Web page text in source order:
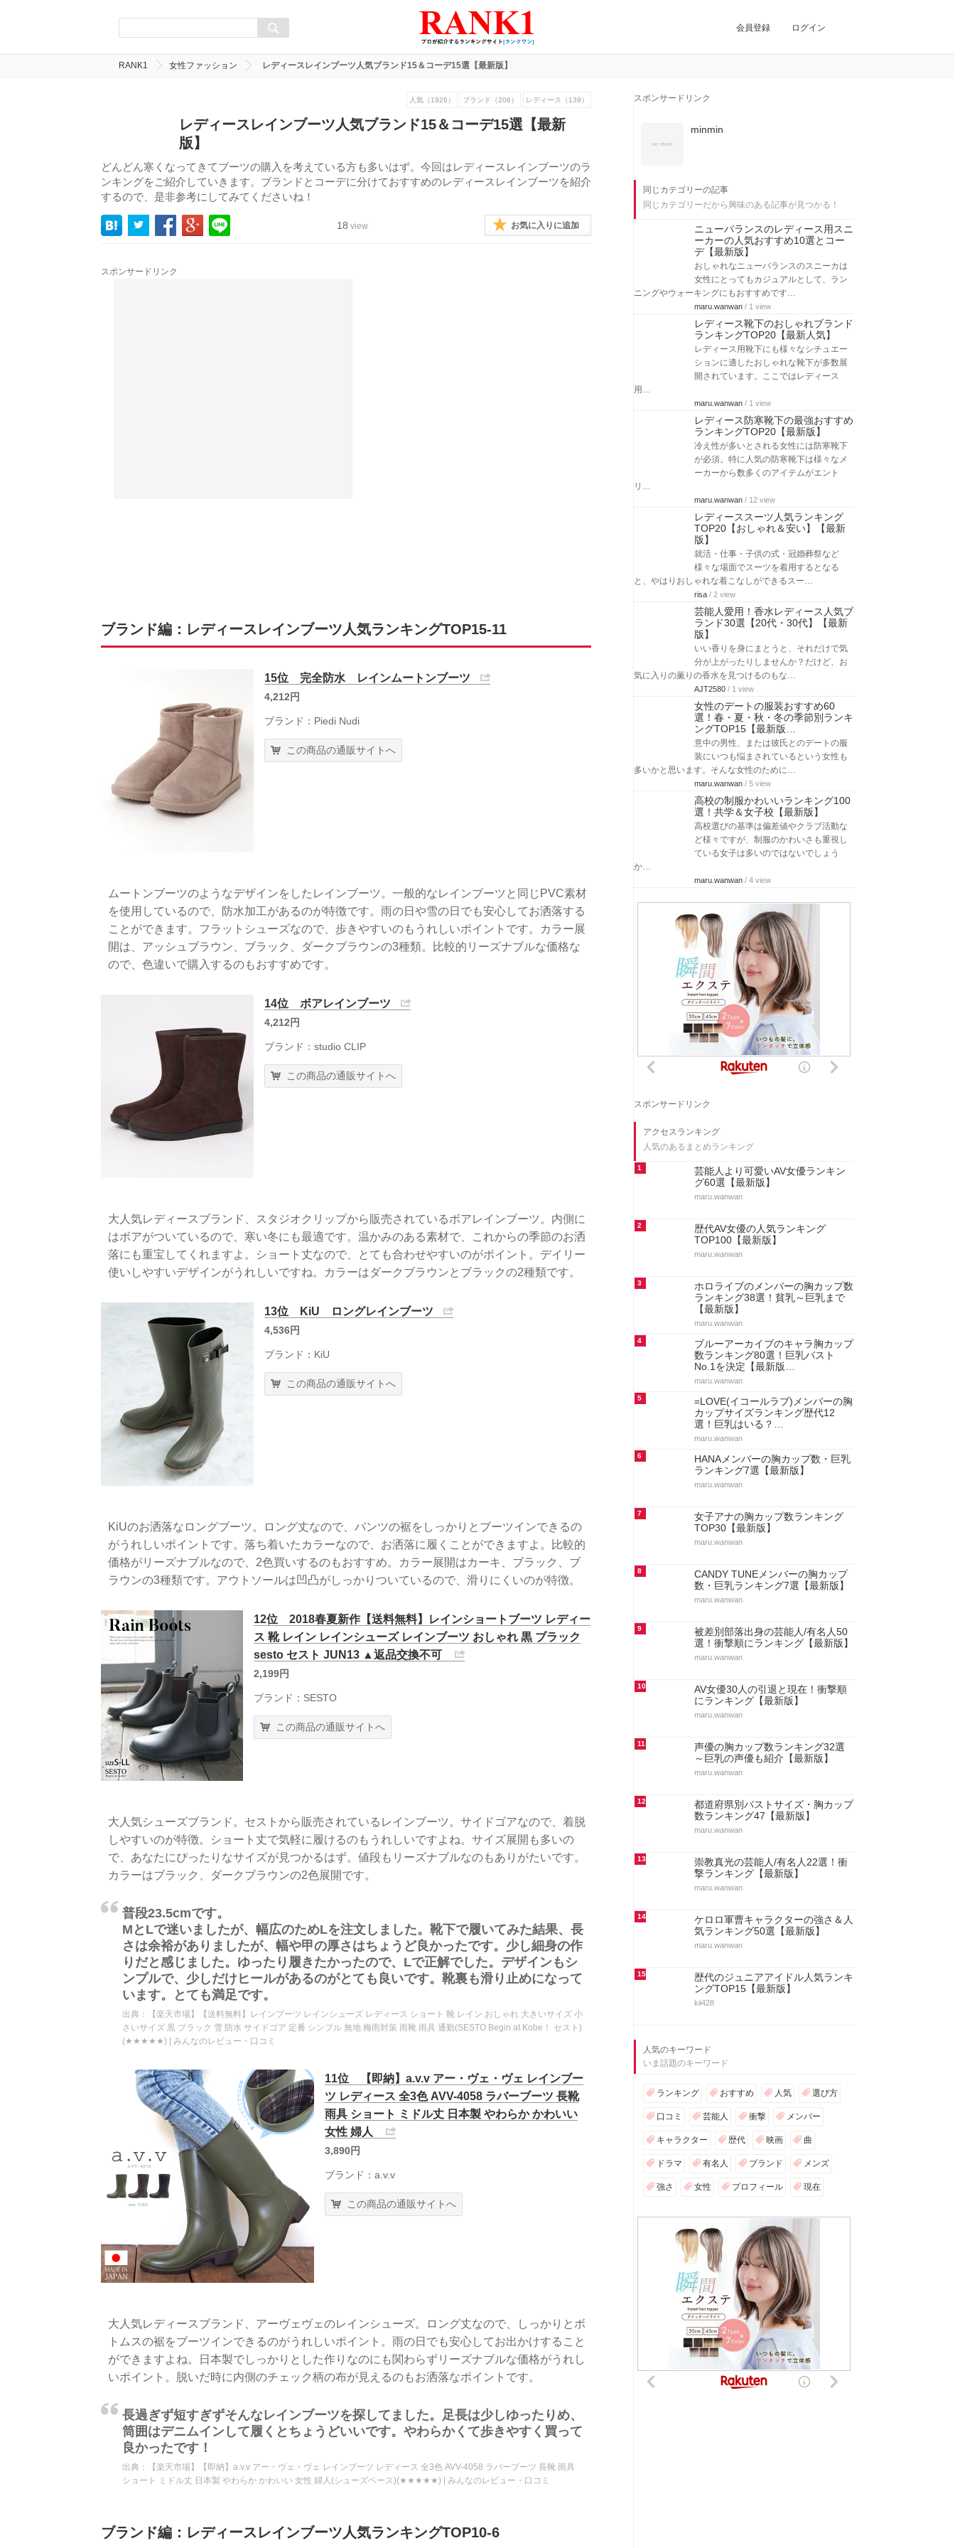
会員登録 ログイン
RANK1 女性ファッション レディースレインブーツ人気ブランド15＆コーデ15選【最新版】
人気（1926） ブランド（206） レディース（139）
レディースレインブーツ人気ブランド15＆コーデ15選【最新
版】
どんどん寒くなってきてブーツの購入を考えている方も多いはず。今回はレディースレインブーツのラ
ンキングをご紹介していきます。ブランドとコーデに分けておすすめのレディースレインブーツを紹介
するので、是非参考にしてみてくださいね！
18 view お気に入りに追加
スポンサードリンク
ブランド編：レディースレインブーツ人気ランキングTOP15-11
15位 完全防水 レインムートンブーツ
4,212円
ブランド：Piedi Nudi
この商品の通販サイトへ
ムートンブーツのようなデザインをしたレインブーツ。一般的なレインブーツと同じPVC素材
を使用しているので、防水加工があるのが特徴です。雨の日や雪の日でも安心してお洒落する
ことができます。フラットシューズなので、歩きやすいのもうれしいポイントです。カラー展
開は、アッシュブラウン、ブラック、ダークブラウンの3種類。比較的リーズナブルな価格な
ので、色違いで購入するのもおすすめです。
14位 ボアレインブーツ
4,212円
ブランド：studio CLIP
この商品の通販サイトへ
大人気レディースブランド、スタジオクリップから販売されているボアレインブーツ。内側に
はボアがついているので、寒い冬にも最適です。温かみのある素材で、これからの季節のお洒
落にも重宝してくれますよ。ショート丈なので、とても合わせやすいのがポイント。デイリー
使いしやすいデザインがうれしいですね。カラーはダークブラウンとブラックの2種類です。
13位 KiU ロングレインブーツ
4,536円
ブランド：KiU
この商品の通販サイトへ
KiUのお洒落なロングブーツ。ロング丈なので、パンツの裾をしっかりとブーツインできるの
がうれしいポイントです。落ち着いたカラーなので、お洒落に履くことができますよ。比較的
価格がリーズナブルなので、2色買いするのもおすすめ。カラー展開はカーキ、ブラック、ブ
ラウンの3種類です。アウトソールは凹凸がしっかりついているので、滑りにくいのが特徴。
12位 2018春夏新作【送料無料】レインショートブーツ レディー
ス 靴 レイン レインシューズ レインブーツ おしゃれ 黒 ブラック
sesto セスト JUN13 ▲返品交換不可
2,199円
ブランド：SESTO
この商品の通販サイトへ
大人気シューズブランド。セストから販売されているレインブーツ。サイドゴアなので、着脱
しやすいのが特徴。ショート丈で気軽に履けるのもうれしいですよね。サイズ展開も多いの
で、あなたにぴったりなサイズが見つかるはず。値段もリーズナブルなのもありがたいです。
カラーはブラック、ダークブラウンの2色展開です。
普段23.5cmです。
MとLで迷いましたが、幅広のためLを注文しました。靴下で履いてみた結果、長
さは余裕がありましたが、幅や甲の厚さはちょうど良かったです。少し細身の作
りだと感じました。ゆったり履きたかったので、Lで正解でした。デザインもシ
ンプルで、少しだけヒールがあるのがとても良いです。靴裏も滑り止めになって
います。とても満足です。
出典：
【楽天市場】【送料無料】レインブーツ レインシューズ レディース ショート 靴 レイン おしゃれ 大きいサイズ 小
さいサイズ 黒 ブラック 雪 防水 サイドゴア 定番 シンプル 無地 梅雨対策 雨靴 雨具 通勤(SESTO Begin at Kobe！ セスト)
(★★★★★) | みんなのレビュー・口コミ
11位 【即納】a.v.v アー・ヴェ・ヴェ レインブー
ツ レディース 全3色 AVV-4058 ラバーブーツ 長靴
雨具 ショート ミドル丈 日本製 やわらか かわいい
女性 婦人
3,890円
ブランド：a.v.v
この商品の通販サイトへ
大人気レディースブランド、アーヴェヴェのレインシューズ。ロング丈なので、しっかりとボ
トムスの裾をブーツインできるのがうれしいポイント。雨の日でも安心してお出かけすること
ができますよね。日本製でしっかりとした作りなのにも関わらずリーズナブルな価格がうれし
いポイント。脱いだ時に内側のチェック柄の布が見えるのもお洒落なポイントです。
長過ぎず短すぎずそんなレインブーツを探してました。足長は少しゆったりめ、
筒囲はデニムインして履くとちょうどいいです。やわらかくて歩きやすく買って
良かったです！
出典：
【楽天市場】【即納】a.v.v アー・ヴェ・ヴェ レインブーツ レディース 全3色 AVV-4058 ラバーブーツ 長靴 雨具
ショート ミドル丈 日本製 やわらか かわいい 女性 婦人(シューズベース)(★★★★★) | みんなのレビュー・口コミ
ブランド編：レディースレインブーツ人気ランキングTOP10-6
スポンサードリンク
minmin
同じカテゴリーの記事
同じカテゴリーだから興味のある記事が見つかる！
ニューバランスのレディース用スニ
ーカーの人気おすすめ10選とコー
デ【最新版】
おしゃれなニューバランスのスニーカは
女性にとってもカジュアルとして、ラン
ニングやウォーキングにもおすすめです…
maru.wanwan / 1 view
レディース靴下のおしゃれブランド
ランキングTOP20【最新人気】
レディース用靴下にも様々なシチュエー
ションに適したおしゃれな靴下が多数展
開されています。ここではレディース
用…
maru.wanwan / 1 view
レディース防寒靴下の最強おすすめ
ランキングTOP20【最新版】
冷え性が多いとされる女性には防寒靴下
が必須。特に人気の防寒靴下は様々なメ
ーカーから数多くのアイテムがエント
リ…
maru.wanwan / 12 view
レディーススーツ人気ランキング
TOP20【おしゃれ＆安い】【最新
版】
就活・仕事・子供の式・冠婚葬祭など
様々な場面でスーツを着用するとなる
と、やはりおしゃれな着こなしができるスー…
risa / 2 view
芸能人愛用！香水レディース人気ブ
ランド30選【20代・30代】【最新
版】
いい香りを身にまとうと、それだけで気
分が上がったりしませんか？だけど、お
気に入りの薫りの香水を見つけるのもな…
AJT2580 / 1 view
女性のデートの服装おすすめ60
選！春・夏・秋・冬の季節別ランキ
ングTOP15【最新版…
意中の男性、または彼氏とのデートの服
装にいつも悩まされているという女性も
多いかと思います。そんな女性のために…
maru.wanwan / 5 view
高校の制服かわいいランキング100
選！共学＆女子校【最新版】
高校選びの基準は偏差値やクラブ活動な
ど様々ですが、制服のかわいさも重視し
ている女子は多いのではないでしょう
か…
maru.wanwan / 4 view
スポンサードリンク
アクセスランキング
人気のあるまとめランキング
1
芸能人より可愛いAV女優ランキン
グ60選【最新版】
maru.wanwan
2
歴代AV女優の人気ランキング
TOP100【最新版】
maru.wanwan
3
ホロライブのメンバーの胸カップ数
ランキング38選！貧乳～巨乳まで
【最新版】
maru.wanwan
4
ブルーアーカイブのキャラ胸カップ
数ランキング80選！巨乳バスト
No.1を決定【最新版…
maru.wanwan
5
=LOVE(イコールラブ)メンバーの胸
カップサイズランキング歴代12
選！巨乳はいる？…
maru.wanwan
6
HANAメンバーの胸カップ数・巨乳
ランキング7選【最新版】
maru.wanwan
7
女子アナの胸カップ数ランキング
TOP30【最新版】
maru.wanwan
8
CANDY TUNEメンバーの胸カップ
数・巨乳ランキング7選【最新版】
maru.wanwan
9
被差別部落出身の芸能人/有名人50
選！衝撃順にランキング【最新版】
maru.wanwan
10
AV女優30人の引退と現在！衝撃順
にランキング【最新版】
maru.wanwan
11
声優の胸カップ数ランキング32選
～巨乳の声優も紹介【最新版】
maru.wanwan
12
都道府県別バストサイズ・胸カップ
数ランキング47【最新版】
maru.wanwan
13
崇教真光の芸能人/有名人22選！衝
撃ランキング【最新版】
maru.wanwan
14
ケロロ軍曹キャラクターの強さ＆人
気ランキング50選【最新版】
maru.wanwan
15
歴代のジュニアアイドル人気ランキ
ングTOP15【最新版】
kii428
人気のキーワード
いま話題のキーワード
ランキング おすすめ 人気 選び方
口コミ 芸能人 衝撃 メンバー
キャラクター 歴代 映画 曲
ドラマ 有名人 ブランド メンズ
強さ 女性 プロフィール 現在